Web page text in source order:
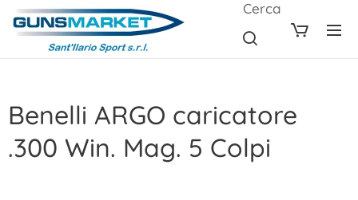
Cerca
Benelli ARGO caricatore
.300 Win. Mag. 5 Colpi